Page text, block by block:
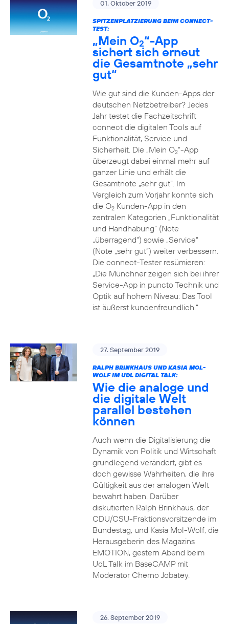
01. Oktober 2019
SPITZENPLATZIERUNG BEIM CONNECT-
TEST:
„Mein O2“-App
sichert sich erneut
die Gesamtnote „sehr
gut“
Wie gut sind die Kunden-Apps der
deutschen Netzbetreiber? Jedes
Jahr testet die Fachzeitschrift
connect die digitalen Tools auf
Funktionalität, Service und
Sicherheit. Die „Mein O2“-App
überzeugt dabei einmal mehr auf
ganzer Linie und erhält die
Gesamtnote „sehr gut“. Im
Vergleich zum Vorjahr konnte sich
die O2Kunden-App in den
zentralen Kategorien „Funktionalität
und Handhabung“ (Note
„überragend“) sowie „Service“
(Note „sehr gut“) weiter verbessern.
Die connect-Tester resümieren:
„Die Münchner zeigen sich bei ihrer
Service-App in puncto Technik und
Optik auf hohem Niveau: Das Tool
ist äußerst kundenfreundlich.“
27. September 2019
RALPH BRINKHAUS UND KASIA MOL-
WOLF IM UDL DIGITAL TALK:
Wie die analoge und
die digitale Welt
parallel bestehen
können
Auch wenn die Digitalisierung die
Dynamik von Politik und Wirtschaft
grundlegend verändert, gibt es
doch gewisse Wahrheiten, die ihre
Gültigkeit aus der analogen Welt
bewahrt haben. Darüber
diskutierten Ralph Brinkhaus, der
CDU/CSU-Fraktionsvorsitzende im
Bundestag, und Kasia Mol-Wolf, die
Herausgeberin des Magazins
EMOTION, gestern Abend beim
UdL Talk im BaseCAMP mit
Moderator Cherno Jobatey.
26. September 2019